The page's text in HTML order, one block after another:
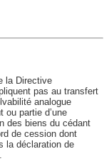
la Directive
pas au transfert
analogue
partie d’une
des biens du cédant
de cession dont
la déclaration de